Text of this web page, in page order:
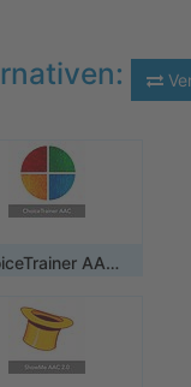
ChoiceTrainer AAC / Einzelplatzlizenz